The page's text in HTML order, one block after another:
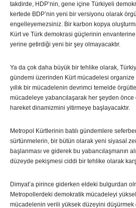
takdirde, HDP’nin, gene içine Türkiyeli
kertede BDP’nin yeni bir versiyonu olarak
engelleyemezsiniz. Bir karbon kopya
Kürt ve Türk demokrasi güçlerinin
yerine getirdiği yeni bir şey olmayacaktır.
Ya da çok daha büyük bir tehlike olarak,
gündemi üzerinden Kürt mücadelesi organize
yıllık bir mücadelenin devrimci temelde
mücadeleye yabancılaşarak her şeyden
hareket dinamizmini yitirmeye başlayacaktır.
Metropol Kürtlerinin batılı gündemlere
sürtünmelerin, bir bütün olarak yeni siyasal
başlanması ve giderek bu yabancılaşmanın
düzeyde pekişmesi ciddi bir tehlike olarak
Dimyat’a pirince giderken eldeki bulgurdan
Metropollerdeki demokratik mücadeleyi
mücadelenin verili yüksek düzeyini düşürmek